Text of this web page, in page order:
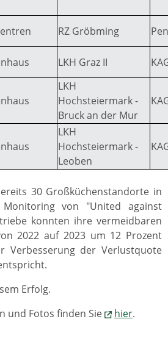
RZ Gröbming
LKH Graz II
LKH
Hochsteiermark -
Bruck an der Mur
LKH
Hochsteiermark -
Leoben
30 Großküchenstandorte in
von "United against
konnten ihre vermeidbaren
2022 auf 2023 um 12 Prozent
Verbesserung der Verlustquote
Erfolg.
und Fotos finden Sie
hier.